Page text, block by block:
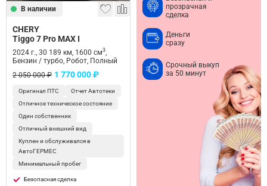
В наличии
CHERY
Tiggo 7 Pro MAX I
2024 г., 30 189 км, 1600 см3,
Бензин / турбо, Робот, Полный
2 050 000 ₽ 1 770 000 ₽
Оригинал ПТС
Отчет Автотеки
Отличное техническое состояние
Один собственник
Отличный внешний вид
Куплен и обслуживался в
АвтоГЕРМЕС
Минимальный пробег
Безопасная сделка
прозрачная
сделка
Деньги
сразу
Срочный выкуп
за 50 минут